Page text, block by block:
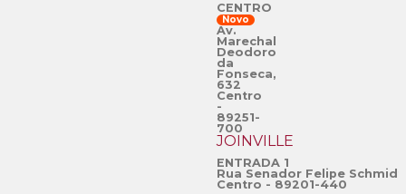
CENTRO
Novo
Av.
Marechal
Deodoro
da
Fonseca,
632
Centro
-
89251-
700
JOINVILLE
ENTRADA 1
Rua Senador Felipe
Centro - 89201-440